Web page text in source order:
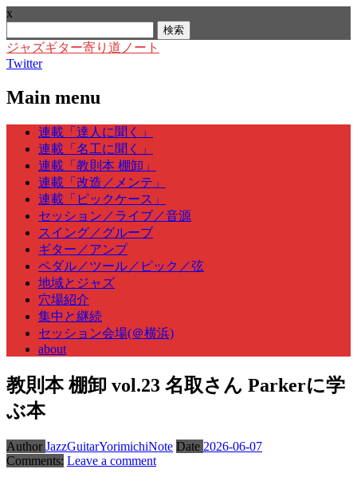
x
索:
ジャズギター寄り道ノート
Twitter
Main menu
Skip
content
連載「達人に聞く」
連載「名工に聞く」
連載「教則本 棚卸」
連載「改造／メンテ」
連載「ピックケース」
セッション／ライブ／音源
スイング／グルーブ
ギター／アンプ
ペダル／ツール／ピック／弦
地域とジャズ
穴場紹介
集中と継続
セッション会場(＠横浜)
about
教則本 棚卸 vol.23 名取さん Parkerに学
ぶ本
Author JazzGuitarYorimichiNote Date 2026-06-07
Comments: Leave a comment